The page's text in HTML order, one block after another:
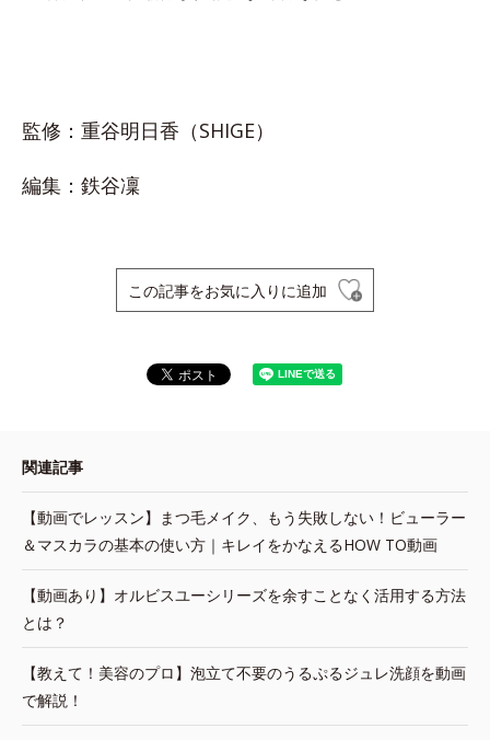
監修：重谷明日香（SHIGE）
編集：鉄谷凜
この記事をお気に入りに追加
関連記事
【動画でレッスン】まつ毛メイク、もう失敗しない！ビューラー
＆マスカラの基本の使い方｜キレイをかなえるHOW TO動画
【動画あり】オルビスユーシリーズを余すことなく活用する方法
とは？
【教えて！美容のプロ】泡立て不要のうるぷるジュレ洗顔を動画
で解説！